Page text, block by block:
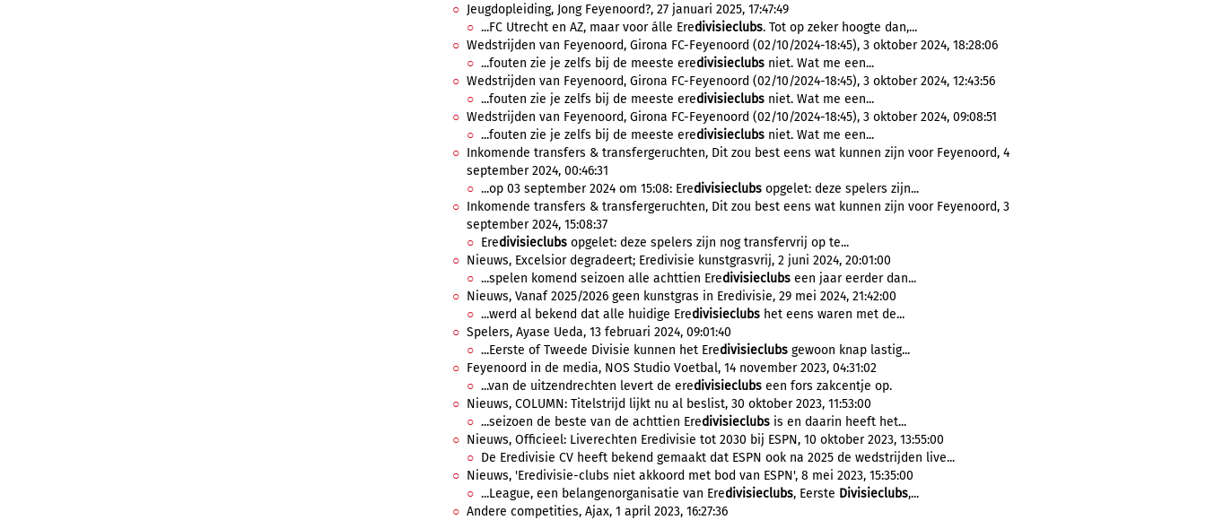
Jeugdopleiding, Jong Feyenoord?, 27 januari 2025, 17:47:49
...FC Utrecht en AZ, maar voor álle Eredivisieclubs. Tot op zeker hoogte dan,...
Wedstrijden van Feyenoord, Girona FC-Feyenoord (02/10/2024-18:45), 3 oktober 2024, 18:28:06
...fouten zie je zelfs bij de meeste eredivisieclubs niet. Wat me een...
Wedstrijden van Feyenoord, Girona FC-Feyenoord (02/10/2024-18:45), 3 oktober 2024, 12:43:56
...fouten zie je zelfs bij de meeste eredivisieclubs niet. Wat me een...
Wedstrijden van Feyenoord, Girona FC-Feyenoord (02/10/2024-18:45), 3 oktober 2024, 09:08:51
...fouten zie je zelfs bij de meeste eredivisieclubs niet. Wat me een...
Inkomende transfers & transfergeruchten, Dit zou best eens wat kunnen zijn voor Feyenoord, 4
september 2024, 00:46:31
...op 03 september 2024 om 15:08: Eredivisieclubs opgelet: deze spelers zijn...
Inkomende transfers & transfergeruchten, Dit zou best eens wat kunnen zijn voor Feyenoord, 3
september 2024, 15:08:37
Eredivisieclubs opgelet: deze spelers zijn nog transfervrij op te...
Nieuws, Excelsior degradeert; Eredivisie kunstgrasvrij, 2 juni 2024, 20:01:00
...spelen komend seizoen alle achttien Eredivisieclubs een jaar eerder dan...
Nieuws, Vanaf 2025/2026 geen kunstgras in Eredivisie, 29 mei 2024, 21:42:00
...werd al bekend dat alle huidige Eredivisieclubs het eens waren met de...
Spelers, Ayase Ueda, 13 februari 2024, 09:01:40
...Eerste of Tweede Divisie kunnen het Eredivisieclubs gewoon knap lastig...
Feyenoord in de media, NOS Studio Voetbal, 14 november 2023, 04:31:02
...van de uitzendrechten levert de eredivisieclubs een fors zakcentje op.
Nieuws, COLUMN: Titelstrijd lijkt nu al beslist, 30 oktober 2023, 11:53:00
...seizoen de beste van de achttien Eredivisieclubs is en daarin heeft het...
Nieuws, Officieel: Liverechten Eredivisie tot 2030 bij ESPN, 10 oktober 2023, 13:55:00
De Eredivisie CV heeft bekend gemaakt dat ESPN ook na 2025 de wedstrijden live...
Nieuws, 'Eredivisie-clubs niet akkoord met bod van ESPN', 8 mei 2023, 15:35:00
...League, een belangenorganisatie van Eredivisieclubs, Eerste Divisieclubs,...
Andere competities, Ajax, 1 april 2023, 16:27:36